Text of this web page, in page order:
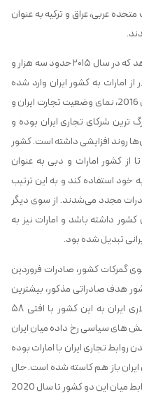
عربی، عراق و ترکیه به عنوان
برای مثال یکی از آمارهای گمرکی نشان می دهد که در سال ۲۰۱۵ حدود سه هزار و
از ۱۱ میلیارد دلار از امارات به کشور ایران وارد شده
است. همچنین خوب است بدانید که در سال 2016، نمای وضعیت تجارت ایران و
‌ترین شرکای تجاری ایران بوده و
روند افزایشی داشته است. کشور
از کشور امارات و دبی به عنوان
خود استفاده کند و به این ترتیب
مجدد می‌شدند. از سوی دیگر
داشته باشد و امارات نیز به
تبدیل شده بود.
گمرکات کشور، صادرات فروردین
هدف صادراتی مذکور، بیشترین
کاهش را داشته و صادرات ۲۳۱ میلیون دلاری ایران به این کشور با افتی ۵۸
‌های سیاسی رخ داده میان ایران
تجاری ایران با امارات بوده
۳۰ میلیارد دلاری ایران باز هم کاسته شده است. حال
باید ببینیم با توجه به خبرهای تازه، احیای روابط میان این دو کشور تا سال 2020